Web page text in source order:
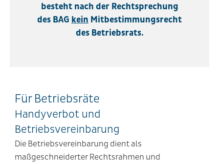
besteht nach der Rechtsprechung
des BAG kein Mitbestimmungsrecht
des Betriebsrats.
Für Betriebsräte
Handyverbot und
Betriebsvereinbarung
Die Betriebsvereinbarung dient als
maßgeschneiderter Rechtsrahmen und